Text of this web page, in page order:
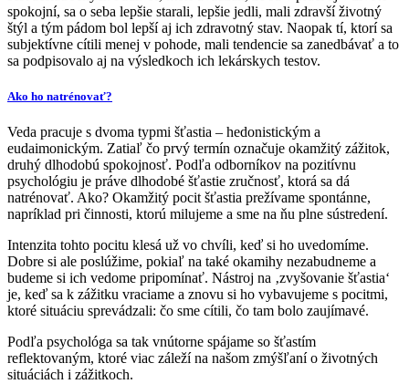
spokojní, sa o seba lepšie starali, lepšie jedli, mali zdravší životný
štýl a tým pádom bol lepší aj ich zdravotný stav. Naopak tí, ktorí sa
subjektívne cítili menej v pohode, mali tendencie sa zanedbávať a to
sa podpisovalo aj na výsledkoch ich lekárskych testov.
Ako ho natrénovať?
Veda pracuje s dvoma typmi šťastia – hedonistickým a
eudaimonickým. Zatiaľ čo prvý termín označuje okamžitý zážitok,
druhý dlhodobú spokojnosť. Podľa odborníkov na pozitívnu
psychológiu je práve dlhodobé šťastie zručnosť, ktorá sa dá
natrénovať. Ako? Okamžitý pocit šťastia prežívame spontánne,
napríklad pri činnosti, ktorú milujeme a sme na ňu plne sústredení.
Intenzita tohto pocitu klesá už vo chvíli, keď si ho uvedomíme.
Dobre si ale poslúžime, pokiaľ na také okamihy nezabudneme a
budeme si ich vedome pripomínať. Nástroj na ‚zvyšovanie šťastia‘
je, keď sa k zážitku vraciame a znovu si ho vybavujeme s pocitmi,
ktoré situáciu sprevádzali: čo sme cítili, čo tam bolo zaujímavé.
Podľa psychológa sa tak vnútorne spájame so šťastím
reflektovaným, ktoré viac záleží na našom zmýšľaní o životných
situáciách i zážitkoch.